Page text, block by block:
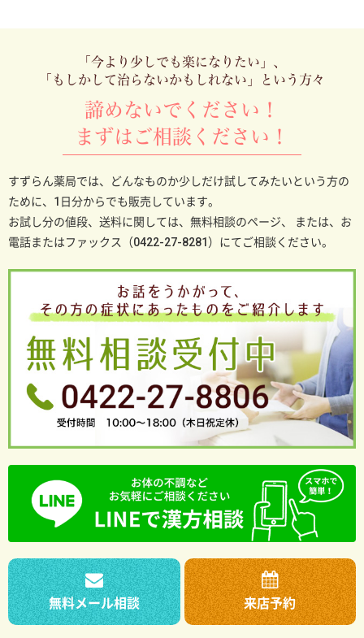
「今より少しでも楽になりたい」、
「もしかして治らないかもしれない」という方々
諦めないでください！
まずはご相談ください！
すずらん薬局では、どんなものか少しだけ試してみたいという方の
ために、1日分からでも販売しています。
お試し分の値段、送料に関しては、無料相談のページ、
または、お
電話またはファックス（0422-27-8281）にてご相談ください。
無料メール相談 来店予約